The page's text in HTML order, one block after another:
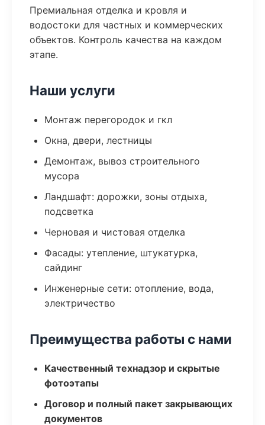
Премиальная отделка и кровля и
водостоки для частных и коммерческих
объектов. Контроль качества на каждом
этапе.
Наши услуги
Монтаж перегородок и гкл
Окна, двери, лестницы
Демонтаж, вывоз строительного
мусора
Ландшафт: дорожки, зоны отдыха,
подсветка
Черновая и чистовая отделка
Фасады: утепление, штукатурка,
сайдинг
Инженерные сети: отопление, вода,
электричество
Преимущества работы с нами
Качественный технадзор и скрытые
фотоэтапы
Договор и полный пакет закрывающих
документов